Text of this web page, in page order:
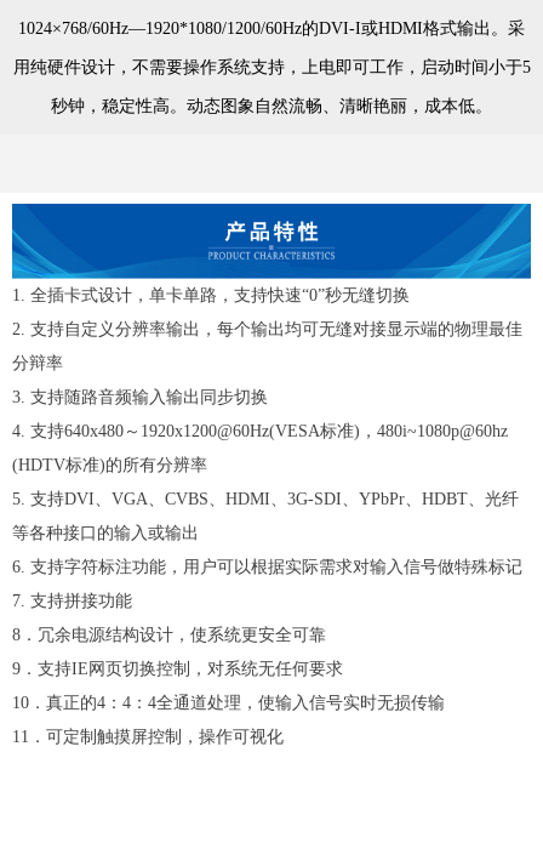
1024×768/60Hz—1920*1080/1200/60Hz的DVI-I或HDMI格式输出。采
用纯硬件设计，不需要操作系统支持，上电即可工作，启动时间小于5
秒钟，稳定性高。动态图象自然流畅、清晰艳丽，成本低。
1. 全插卡式设计，单卡单路，支持快速“0”秒无缝切换
2. 支持自定义分辨率输出，每个输出均可无缝对接显示端的物理最佳
分辩率
3. 支持随路音频输入输出同步切换
4. 支持640x480～1920x1200@60Hz(VESA标准)，480i~1080p@60hz
(HDTV标准)的所有分辨率
5. 支持DVI、VGA、CVBS、HDMI、3G-SDI、YPbPr、HDBT、光纤
等各种接口的输入或输出
6. 支持字符标注功能，用户可以根据实际需求对输入信号做特殊标记
7. 支持拼接功能
8．冗余电源结构设计，使系统更安全可靠
9．支持IE网页切换控制，对系统无任何要求
10．真正的4：4：4全通道处理，使输入信号实时无损传输
11．可定制触摸屏控制，操作可视化